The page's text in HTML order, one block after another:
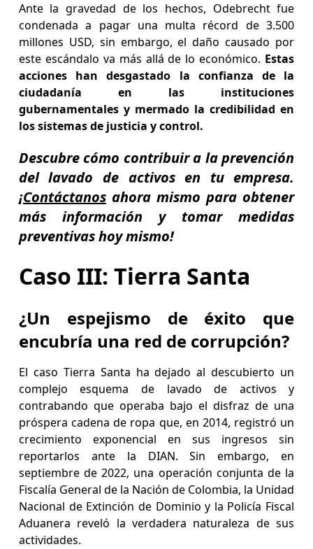
Ante la gravedad de los hechos, Odebrecht fue
condenada a pagar una multa récord de 3.500
millones USD, sin embargo, el daño causado por
este escándalo va más allá de lo económico. Estas
acciones han desgastado la confianza de la
ciudadanía en las instituciones
gubernamentales y mermado la credibilidad en
los sistemas de justicia y control.
Descubre cómo contribuir a la prevención
del lavado de activos en tu empresa.
¡Contáctanosahora mismo para obtener
más información y tomar medidas
preventivas hoy mismo!
Caso III: Tierra Santa
¿Un espejismo de éxito que
encubría una red de corrupción?
El caso Tierra Santa ha dejado al descubierto un
complejo esquema de lavado de activos y
contrabando que operaba bajo el disfraz de una
próspera cadena de ropa que, en 2014, registró un
crecimiento exponencial en sus ingresos sin
reportarlos ante la DIAN. Sin embargo, en
septiembre de 2022, una operación conjunta de la
Fiscalía General de la Nación de Colombia, la Unidad
Nacional de Extinción de Dominio y la Policía Fiscal
Aduanera reveló la verdadera naturaleza de sus
actividades.